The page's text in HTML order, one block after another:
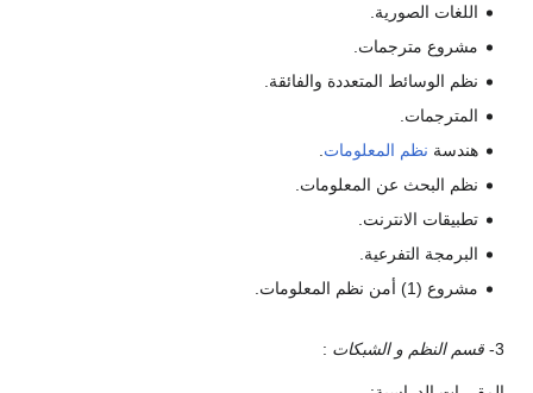
اللغات الصورية.
مشروع مترجمات.
نظم الوسائط المتعددة والفائقة.
المترجمات.
هندسة نظم المعلومات
نظم البحث عن المعلومات.
تطبيقات الانترنت.
البرمجة التفرعية.
مشروع (1) أمن نظم المعلومات.
3- قسم النظم و الشبكات :